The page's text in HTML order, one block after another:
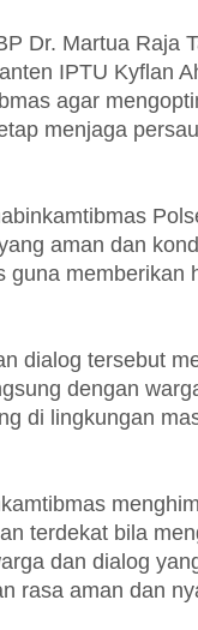
Dr. Martua Raja
IPTU Kyflan
agar
menjaga
aman dan
dialog tersebut
dengan
di lingkungan
terdekat bila
dan dialog
rasa aman dan